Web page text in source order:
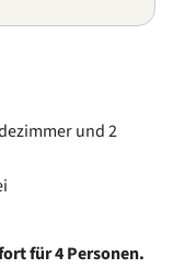
und 2
für 4 Personen.